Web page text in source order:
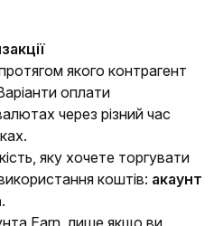
якого контрагент
оплати
через різний час
яку хочете торгувати
коштів: акаунт
.
Earn, лише якщо ви